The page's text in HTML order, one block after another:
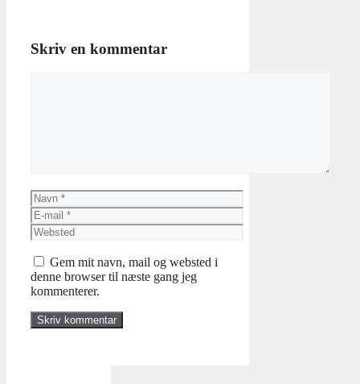
Skriv en kommentar
Navn
E-
mail
Websted
Gem mit navn, mail og websted i
denne browser til næste gang jeg
kommenterer.